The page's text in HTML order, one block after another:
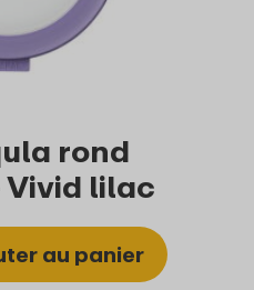
rond
Vivid lilac
au panier